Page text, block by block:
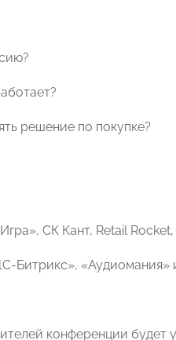
решение по покупке?
СК Кант, Retail Rocket,
Битрикс», «Аудиомания»
конференции будет